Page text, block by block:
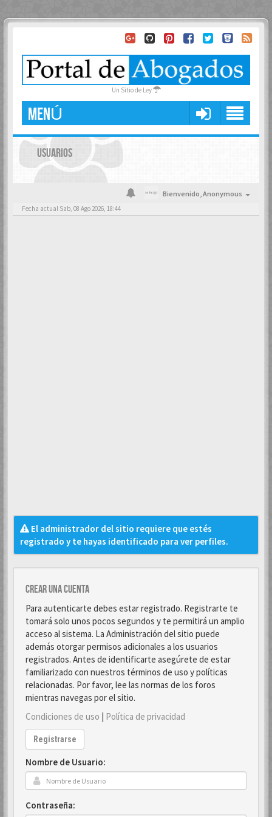
Un Sitio de Ley
MENÚ
USUARIOS
Bienvenido,Anonymous
Fecha actual Sab, 08 Ago 2026, 18:44
El administrador del sitio requiere que estés
registrado y te hayas identificado para ver perfiles.
Crear una cuenta
Para autenticarte debes estar registrado. Registrarte te
tomará solo unos pocos segundos y te permitirá un amplio
acceso al sistema. La Administración del sitio puede
además otorgar permisos adicionales a los usuarios
registrados. Antes de identificarte asegúrete de estar
familiarizado con nuestros términos de uso y políticas
relacionadas. Por favor, lee las normas de los foros
mientras navegas por el sitio.
Condiciones de uso | Política de privacidad
Registrarse
Nombre de Usuario:
Contraseña: